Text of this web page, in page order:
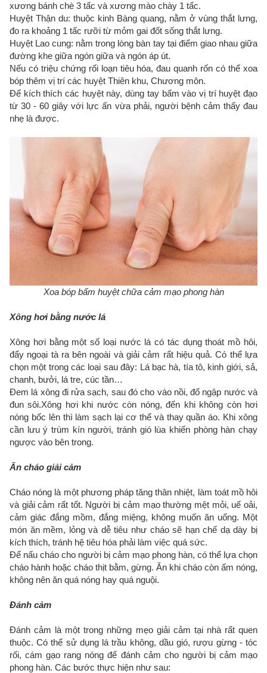
xương bánh chè 3 tấc và xương mào chày 1 tấc.
Huyệt Thận du: thuộc kinh Bàng quang, nằm ở vùng thắt lưng,
đo ra khoảng 1 tấc rưỡi từ mỏm gai đốt sống thắt lưng.
Huyệt Lao cung: nằm trong lòng bàn tay tại điểm giao nhau giữa
đường khe giữa ngón giữa và ngón áp út.
Nếu có triệu chứng rối loạn tiêu hóa, đau quanh rốn có thể xoa
bóp thêm vị trí các huyệt Thiên khu, Chương môn.
Để kích thích các huyệt này, dùng tay bấm vào vị trí huyệt đạo
từ 30 - 60 giây với lực ấn vừa phải, người bệnh cảm thấy đau
nhẹ là được.
Xoa bóp bấm huyệt chữa cảm mạo phong hàn
Xông hơi bằng nước lá
Xông hơi bằng một số loại nước lá có tác dụng thoát mồ hôi,
đẩy ngoại tà ra bên ngoài và giải cảm rất hiệu quả. Có thể lựa
chọn một trong các loại sau đây: Lá bạc hà, tía tô, kinh giới, sả,
chanh, bưởi, lá tre, cúc tần…
Đem lá xông đi rửa sạch, sau đó cho vào nồi, đổ ngập nước và
đun sôi.Xông hơi khi nước còn nóng, đến khi không còn hơi
nóng bốc lên thì làm sạch lại cơ thể và thay quần áo. Khi xông
cần lưu ý trùm kín người, tránh gió lùa khiến phòng hàn chạy
ngược vào bên trong.
Ăn cháo giải cảm
Cháo nóng là một phương pháp tăng thân nhiệt, làm toát mồ hôi
và giải cảm rất tốt. Người bị cảm mạo thường mệt mỏi, uể oải,
cảm giác đắng mồm, đắng miệng, không muốn ăn uống. Một
món ăn mềm, lỏng và dễ tiêu như cháo sẽ hạn chế dạ dày bị
kích thích, tránh hệ tiêu hóa phải làm việc quá sức.
Để nấu cháo cho người bị cảm mạo phong hàn, có thể lựa chọn
cháo hành hoặc cháo thịt bằm, gừng. Ăn khi cháo còn ấm nóng,
không nên ăn quá nóng hay quá nguội.
Đánh cảm
Đánh cảm là một trong những mẹo giải cảm tại nhà rất quen
thuộc. Có thể sử dụng lá trầu không, dầu gió, rượu gừng - tóc
rối, cám gạo rang nóng để đánh cảm cho người bị cảm mạo
phong hàn. Các bước thực hiện như sau: